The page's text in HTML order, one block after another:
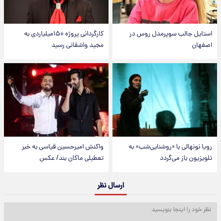
استایل جالب سوپرمدل روس در
اصفهان
کارگردانی پروژه ۱۵۰میلیاردی به
مجید واشقانی رسید
رویا نونهالی با «روشنایی‌شب» به
تلویزیون باز می‌گردد
واکنش امیرحسین قیاسی به خبر
تعطیلی ماکان بند/ عکس
ارسال نظر